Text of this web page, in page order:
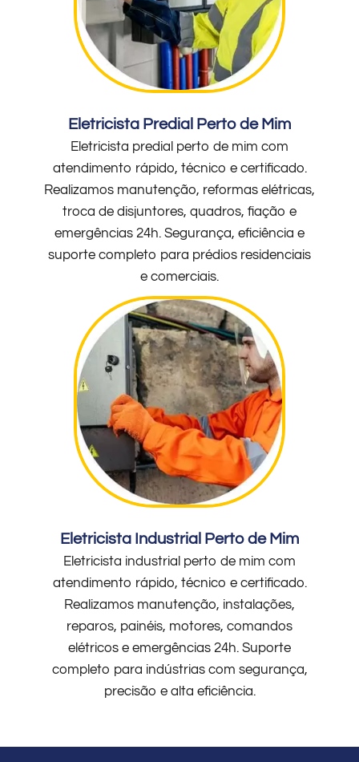
Eletricista Predial Perto de Mim
Eletricista predial perto de mim com
atendimento rápido, técnico e certificado.
Realizamos manutenção, reformas elétricas,
troca de disjuntores, quadros, fiação e
emergências 24h. Segurança, eficiência e
suporte completo para prédios residenciais
e comerciais.
Eletricista Industrial Perto de Mim
Eletricista industrial perto de mim com
atendimento rápido, técnico e certificado.
Realizamos manutenção, instalações,
reparos, painéis, motores, comandos
elétricos e emergências 24h. Suporte
completo para indústrias com segurança,
precisão e alta eficiência.